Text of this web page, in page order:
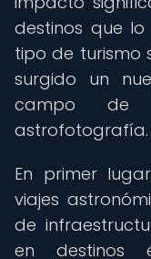
destinos que
tipo de turismo
surgido un
campo
astrofotografía.
En primer
viajes
de
en destinos